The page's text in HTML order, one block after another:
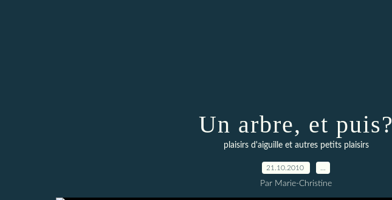
Un arbre, et puis?
plaisirs d'aiguille et autres petits plaisirs
21.10.2010
Par Marie-Christine